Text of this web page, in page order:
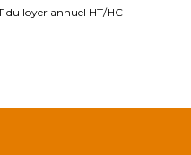
du loyer annuel HT/HC